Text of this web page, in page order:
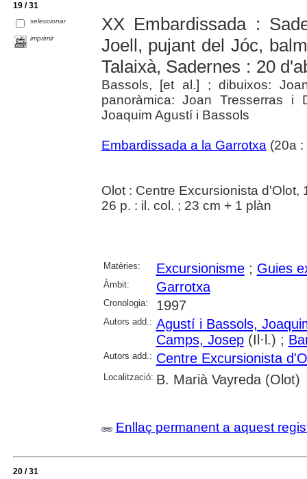
19 / 31
seleccionar
imprimir
XX Embardissada :
Joell, pujant del Jóc,
Talaixà, Sadernes : 20
Bassols, [et al.] ; dibuixos:
panoràmica: Joan Tresserras
Joaquim Agustí i Bassols
Embardissada a la Garrotxa (20a :
Olot : Centre Excursionista d'Olot,
26 p. : il. col. ; 23 cm + 1 plàn
Matèries: Excursionisme; Guies
Àmbit: Garrotxa
Cronologia: 1997
Autors add.: Agustí i Bassols,
Camps, Josep(Il·l.) ;
Autors add.: Centre Excursionista
Localització: B. Marià Vayreda (Olot)
Enllaç permanent a aquest
20 / 31